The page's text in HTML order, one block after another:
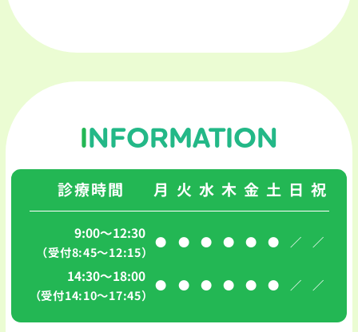
INFORMATION
診療時間 月 火 水 木 金 土 日 祝
9:00～12:30
（受付8:45〜12:15）
● ● ● ● ● ● ／ ／
14:30～18:00
（受付14:10〜17:45）
● ● ● ● ● ● ／ ／